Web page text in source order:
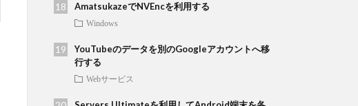
AmatsukazeでNVEncを利用する
Windows
YouTubeのデータを別のGoogleアカウントへ移
行する
Webサービス